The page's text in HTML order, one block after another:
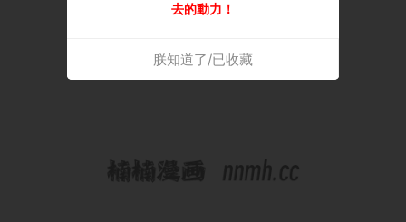
去的動力！
朕知道了/已收藏